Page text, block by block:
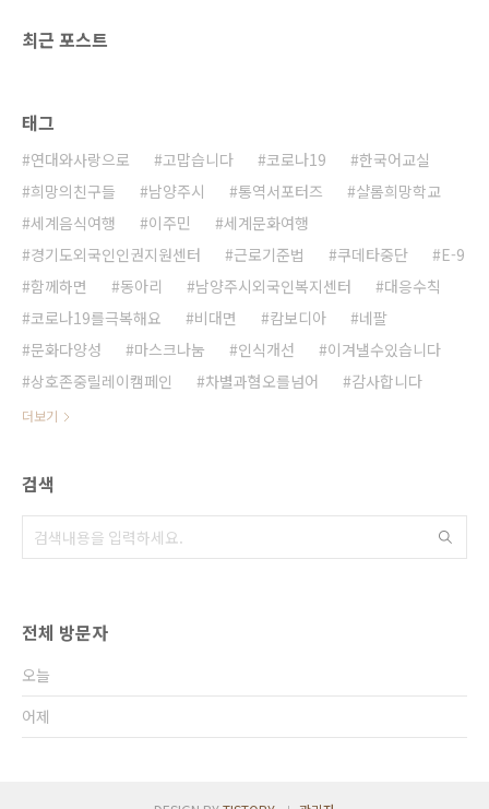
최근 포스트
태그
연대와사랑으로 고맙습니다 코로나19
한국어교실
희망의친구들
남양주시 통역서포터즈
샬롬희망학교
세계음식여행
이주민
세계문화여행
경기도외국인인권지원센터
근로기준법 쿠데타중단
E-9
함께하면
동아리 남양주시외국인복지센터
대응수칙
코로나19를극복해요
비대면 캄보디아
네팔
문화다양성
마스크나눔 인식개선
이겨낼수있습니다
상호존중릴레이캠페인
차별과혐오를넘어 감사합니다
더보기
검색
전체 방문자
오늘
어제